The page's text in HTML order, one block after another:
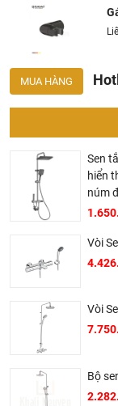
vào hotline để
BRAVAT –
▶ Bravat là
thuộc sở hữu của
đầu từ một
Baden –
trong những
▶ Các sản phẩm
công trình hạng
thống khách
Hilton,
MUA HÀNG
Sen
hiển
núm
Vòi
Vòi
Bộ